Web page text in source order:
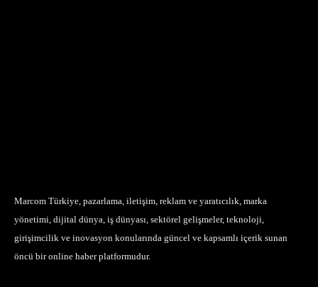
Marcom Türkiye, pazarlama, iletişim, reklam ve yaratıcılık, marka
yönetimi, dijital dünya, iş dünyası, sektörel gelişmeler, teknoloji,
girişimcilik ve inovasyon konularında güncel ve kapsamlı içerik sunan
öncü bir online haber platformudur.